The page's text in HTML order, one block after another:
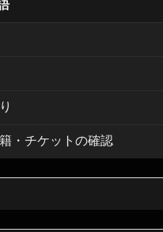
・チケットの確認